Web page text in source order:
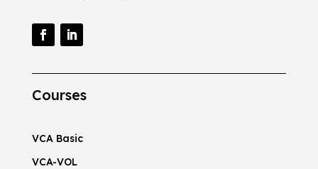
Courses
VCA Basic
VCA-VOL